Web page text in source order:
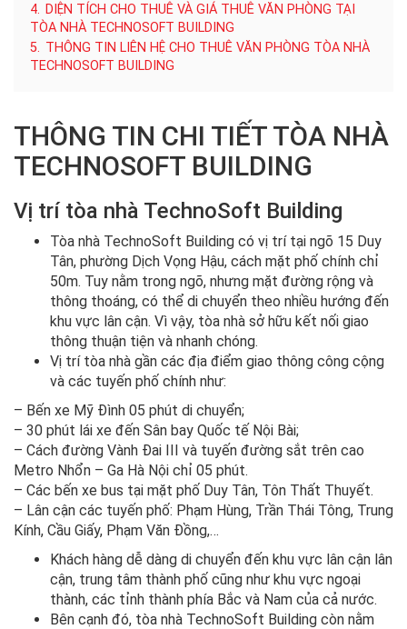
4. DIỆN TÍCH CHO THUÊ VÀ GIÁ THUÊ VĂN PHÒNG TẠI
TÒA NHÀ TECHNOSOFT BUILDING
5. THÔNG TIN LIÊN HỆ CHO THUÊ VĂN PHÒNG TÒA NHÀ
TECHNOSOFT BUILDING
THÔNG TIN CHI TIẾT TÒA NHÀ
TECHNOSOFT BUILDING
Vị trí tòa nhà TechnoSoft Building
Tòa nhà TechnoSoft Building có vị trí tại ngõ 15 Duy
Tân, phường Dịch Vọng Hậu, cách mặt phố chính chỉ
50m. Tuy nằm trong ngõ, nhưng mặt đường rộng và
thông thoáng, có thể di chuyển theo nhiều hướng đến
khu vực lân cận. Vì vậy, tòa nhà sở hữu kết nối giao
thông thuận tiện và nhanh chóng.
Vị trí tòa nhà gần các địa điểm giao thông công cộng
và các tuyến phố chính như:
– Bến xe Mỹ Đình 05 phút di chuyển;
– 30 phút lái xe đến Sân bay Quốc tế Nội Bài;
– Cách đường Vành Đai III và tuyến đường sắt trên cao
Metro Nhổn – Ga Hà Nội chỉ 05 phút.
– Các bến xe bus tại mặt phố Duy Tân, Tôn Thất Thuyết.
– Lân cận các tuyến phố: Phạm Hùng, Trần Thái Tông, Trung
Kính, Cầu Giấy, Phạm Văn Đồng,…
Khách hàng dễ dàng di chuyển đến khu vực lân cận lân
cận, trung tâm thành phố cũng như khu vực ngoại
thành, các tỉnh thành phía Bắc và Nam của cả nước.
Bên cạnh đó, tòa nhà TechnoSoft Building còn nằm